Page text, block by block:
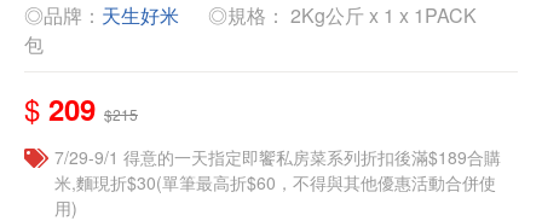
◎品牌： 天生好米
◎規格： 2Kg公斤 x 1 x 1PACK
包
$ 209 $215
7/29-9/1 得意的一天指定即饗私房菜系列折扣後滿$189合購
米,麵現折$30(單筆最高折$60，不得與其他優惠活動合併使
用)